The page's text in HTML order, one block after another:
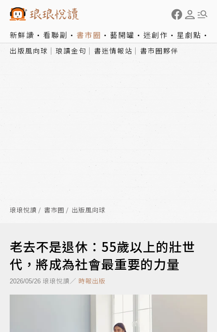
新鮮讀 看聯副 書市圈 藝開罐 迷創作 星劇點
出版風向球 琅讀金句 書迷情報站 書市圈夥伴
琅琅悅讀 書市圈 出版風向球
老去不是退休：55歲以上的壯世
代，將成為社會最重要的力量
2026/05/26 琅琅悅讀／ 時報出版